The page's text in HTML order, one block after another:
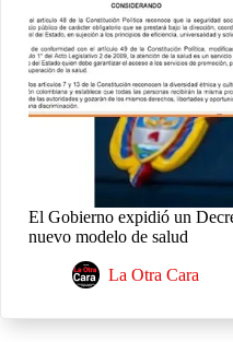
El Gobierno expidió un
nuevo modelo de salud
La Otra Cara